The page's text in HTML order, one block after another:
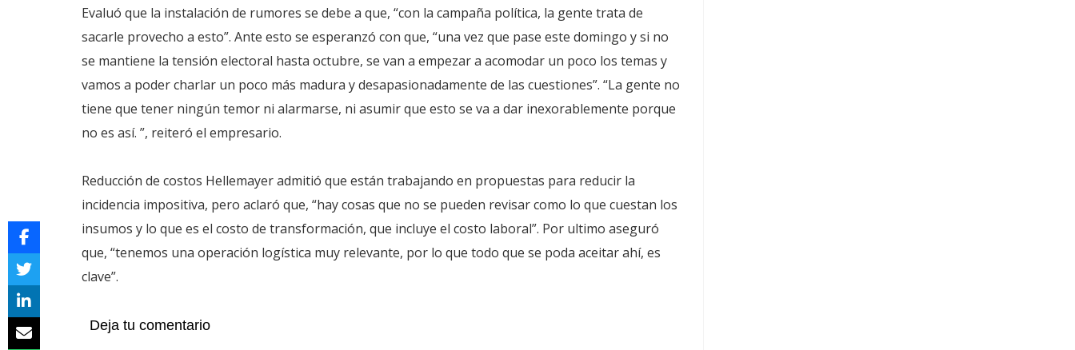
Evaluó que la instalación de rumores se debe a que, “con la campaña política, la gente trata de
sacarle provecho a esto”. Ante esto se esperanzó con que, “una vez que pase este domingo y si no
se mantiene la tensión electoral hasta octubre, se van a empezar a acomodar un poco los temas y
vamos a poder charlar un poco más madura y desapasionadamente de las cuestiones”. “La gente no
tiene que tener ningún temor ni alarmarse, ni asumir que esto se va a dar inexorablemente porque
no es así. ”, reiteró el empresario.
Reducción de costos Hellemayer admitió que están trabajando en propuestas para reducir la
incidencia impositiva, pero aclaró que, “hay cosas que no se pueden revisar como lo que cuestan los
insumos y lo que es el costo de transformación, que incluye el costo laboral”. Por ultimo aseguró
que, “tenemos una operación logística muy relevante, por lo que todo que se poda aceitar ahí, es
clave”.
Deja tu comentario